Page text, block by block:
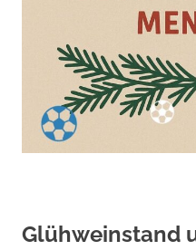
Glühweinstand